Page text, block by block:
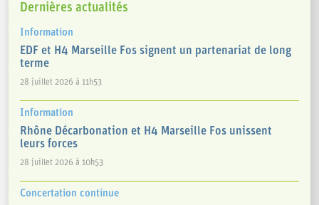
Dernières actualités
Information
EDF et H4 Marseille Fos signent un partenariat de long
terme
28 juillet 2026 à 11h53
Information
Rhône Décarbonation et H4 Marseille Fos unissent
leurs forces
28 juillet 2026 à 10h53
Concertation continue